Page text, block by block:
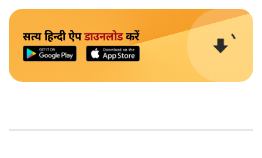
सत्य हिन्दी ऐपडाउनलोडकरें